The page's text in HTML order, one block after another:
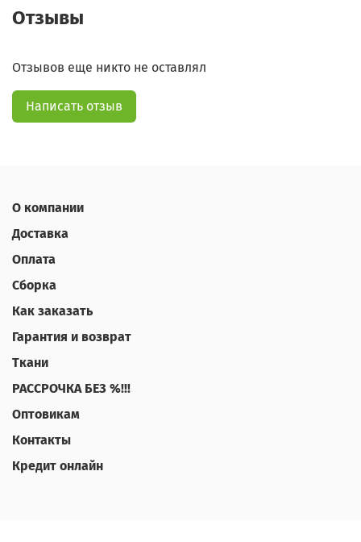
Отзывы
Отзывов еще никто не оставлял
Написать отзыв
О компании
Доставка
Оплата
Сборка
Как заказать
Гарантия и возврат
Ткани
РАССРОЧКА БЕЗ %!!!
Оптовикам
Контакты
Кредит онлайн